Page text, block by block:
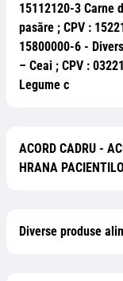
15112120-3 Carne
pasăre ; CPV :
15800000-6 -
– Ceai ; CPV :
Legume c
ACORD CADRU -
HRANA
Diverse produse